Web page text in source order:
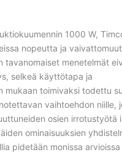
1000 W,
nopeutta ja
tavanomaiset menetelmät
selkeä käyttötapa ja
mukaan toimivaksi todettu
vaihtoehdon niille,
osien irrotustyötä
ominaisuuksien
pidetään monissa